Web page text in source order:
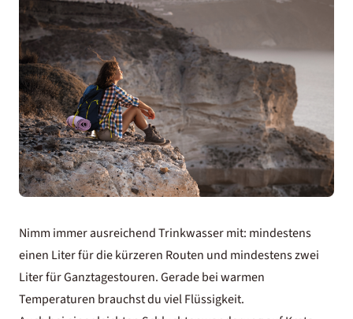
Nimm immer ausreichend Trinkwasser mit: mindestens
einen Liter für die kürzeren Routen und mindestens zwei
Liter für Ganztagestouren. Gerade bei warmen
Temperaturen brauchst du viel Flüssigkeit.